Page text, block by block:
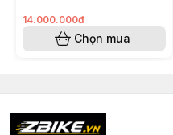
14.000.000đ
Chọn mua